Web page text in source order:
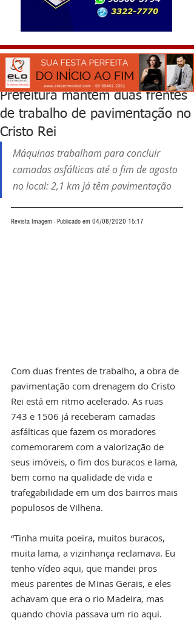
Prefeitura mantém duas frentes
de trabalho de pavimentação no
Cristo Rei
Máquinas trabalham para concluir
camadas asfálticas até o fim de agosto
no local: 2,1 km já têm pavimentação
Revista Imagem - Publicado em 04/08/2020 15:17
Com duas frentes de trabalho, a obra de
pavimentação com drenagem do Cristo
Rei está em ritmo acelerado. As ruas
743 e 1506 já receberam camadas
asfálticas que fazem os moradores
comemorarem com a valorização de
seus imóveis, o fim dos buracos e lama,
bem como na qualidade de vida e
trafegabilidade em um dos bairros mais
populosos de Vilhena.
“Tinha muita poeira, muitos buracos,
muita lama, a vizinhança reclamava. Eu
tenho vídeo aqui, que mandei pros
meus parentes de Minas Gerais, e eles
achavam que era o rio Madeira, mas
quando chovia passava um rio aqui.